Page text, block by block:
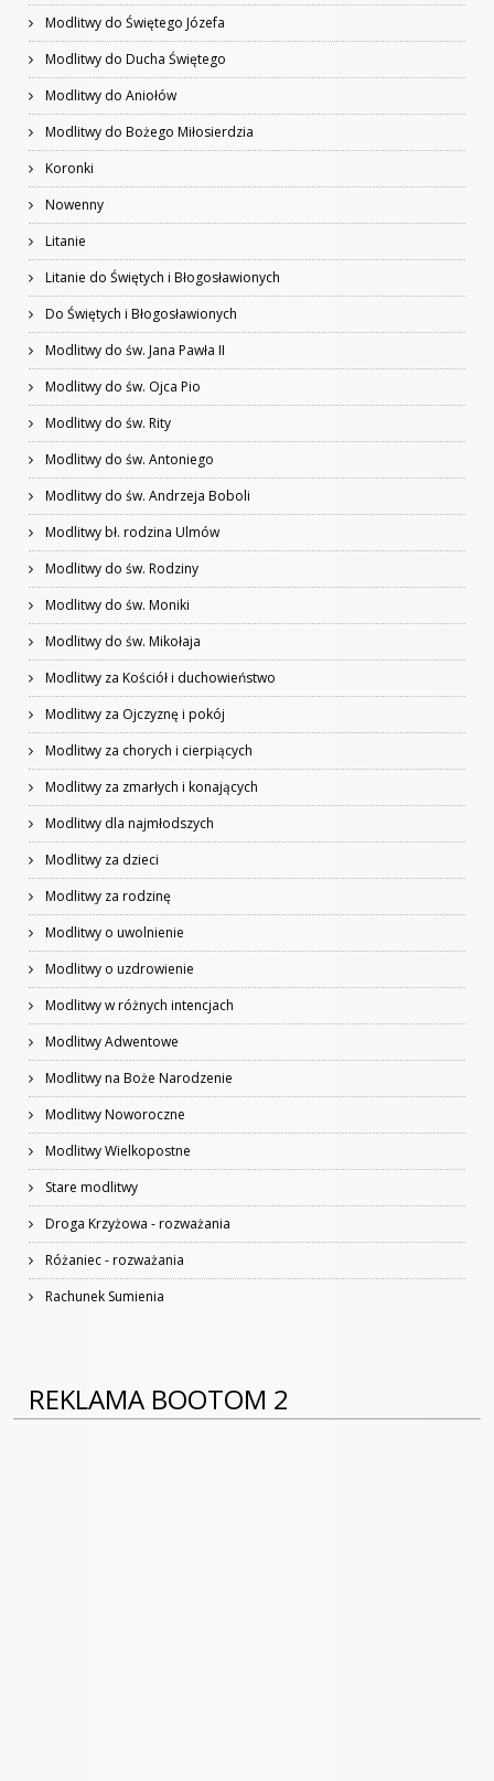
Modlitwy do Świętego Józefa
Modlitwy do Ducha Świętego
Modlitwy do Aniołów
Modlitwy do Bożego Miłosierdzia
Koronki
Nowenny
Litanie
Litanie do Świętych i Błogosławionych
Do Świętych i Błogosławionych
Modlitwy do św. Jana Pawła II
Modlitwy do św. Ojca Pio
Modlitwy do św. Rity
Modlitwy do św. Antoniego
Modlitwy do św. Andrzeja Boboli
Modlitwy bł. rodzina Ulmów
Modlitwy do św. Rodziny
Modlitwy do św. Moniki
Modlitwy do św. Mikołaja
Modlitwy za Kościół i duchowieństwo
Modlitwy za Ojczyznę i pokój
Modlitwy za chorych i cierpiących
Modlitwy za zmarłych i konających
Modlitwy dla najmłodszych
Modlitwy za dzieci
Modlitwy za rodzinę
Modlitwy o uwolnienie
Modlitwy o uzdrowienie
Modlitwy w różnych intencjach
Modlitwy Adwentowe
Modlitwy na Boże Narodzenie
Modlitwy Noworoczne
Modlitwy Wielkopostne
Stare modlitwy
Droga Krzyżowa - rozważania
Różaniec - rozważania
Rachunek Sumienia
REKLAMA BOOTOM 2